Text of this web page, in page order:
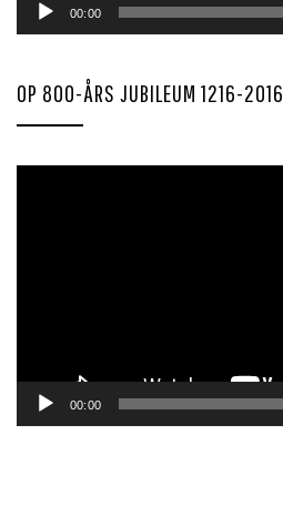
00:00
OP 800-ÅRS JUBILEUM 1216-2016
00:00